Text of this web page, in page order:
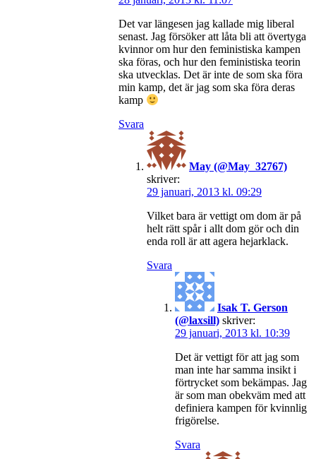
Det var längesen jag kallade mig liberal
senast. Jag försöker att låta bli att övertyga
kvinnor om hur den feministiska kampen
ska föras, och hur den feministiska teorin
ska utvecklas. Det är inte de som ska föra
min kamp, det är jag som ska föra deras
kamp
Svara
May (@May_32767)
skriver:
29 januari, 2013 kl. 09:29
Vilket bara är vettigt om dom är på
helt rätt spår i allt dom gör och din
enda roll är att agera hejarklack.
Svara
Isak T. Gerson
(@laxsill) skriver:
29 januari, 2013 kl. 10:39
Det är vettigt för att jag som
man inte har samma insikt i
förtrycket som bekämpas. Jag
är som man obekväm med att
definiera kampen för kvinnlig
frigörelse.
Svara